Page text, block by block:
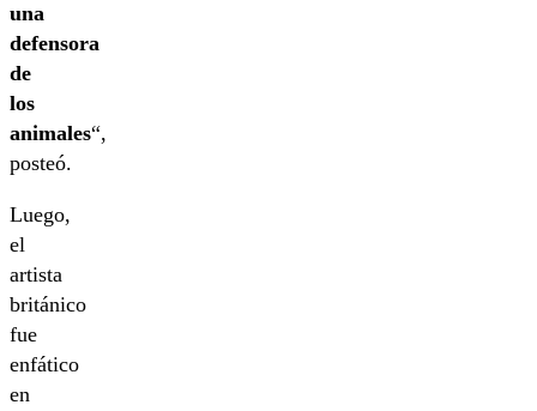
una
defensora
de
los
animales“,
posteó.
Luego,
el
artista
británico
fue
enfático
en